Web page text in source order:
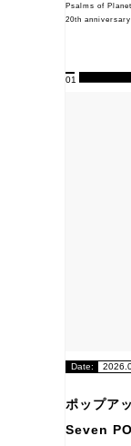
Psalms of
20th anniversary
01
Date:
ポップア
Seven